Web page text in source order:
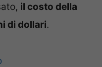
il costo della
di dollari.